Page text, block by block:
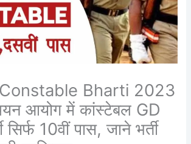
Bharti 2023
आयोग में कांस्टेबल GD
सिर्फ 10वीं पास, जाने भर्ती